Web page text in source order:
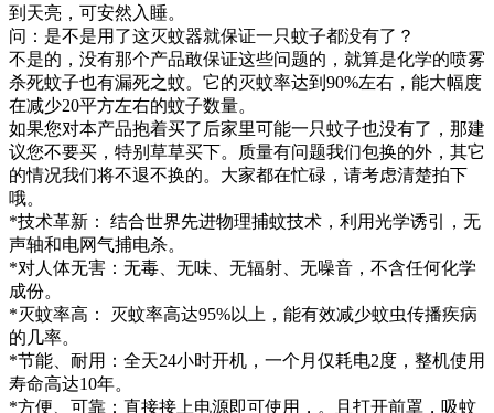
到天亮，可安然入睡。
问：是不是用了这灭蚊器就保证一只蚊子都没有了？
不是的，没有那个产品敢保证这些问题的，就算是化学的喷雾
杀死蚊子也有漏死之蚊。它的灭蚊率达到90%左右，能大幅度
在减少20平方左右的蚊子数量。
如果您对本产品抱着买了后家里可能一只蚊子也没有了，那建
议您不要买，特别草草买下。质量有问题我们包换的外，其它
的情况我们将不退不换的。大家都在忙碌，请考虑清楚拍下
哦。
*技术革新： 结合世界先进物理捕蚊技术，利用光学诱引，无
声轴和电网气捕电杀。
*对人体无害：无毒、无味、无辐射、无噪音，不含任何化学
成份。
*灭蚊率高： 灭蚊率高达95%以上，能有效减少蚊虫传播疾病
的几率。
*节能、耐用：全天24小时开机，一个月仅耗电2度，整机使用
寿命高达10年。
*方便、可靠：直接接上电源即可使用，。且打开前罩，吸蚊